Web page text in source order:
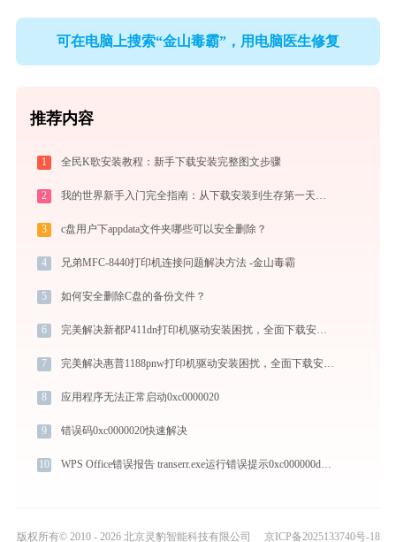
可在电脑上搜索“金山毒霸”，用电脑医生修复
推荐内容
1 全民K歌安装教程：新手下载安装完整图文步骤
2 我的世界新手入门完全指南：从下载安装到生存第一天，一篇讲透
3 c盘用户下appdata文件夹哪些可以安全删除？
4 兄弟MFC-8440打印机连接问题解决方法 -金山毒霸
5 如何安全删除C盘的备份文件？
6 完美解决新都P411dn打印机驱动安装困扰，全面下载安装教程
7 完美解决惠普1188pnw打印机驱动安装困扰，全面下载安装教程
8 应用程序无法正常启动0xc0000020
9 错误码0xc0000020快速解决
10 WPS Office错误报告 transerr.exe运行错误提示0xc000000d的解决办法
版权所有© 2010 - 2026 北京灵豹智能科技有限公司 京ICP备2025133740号-18